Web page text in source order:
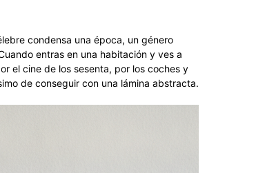
condensa una época, un género
entras en una habitación y ves a
el cine de los sesenta, por los coches y
de conseguir con una lámina abstracta.